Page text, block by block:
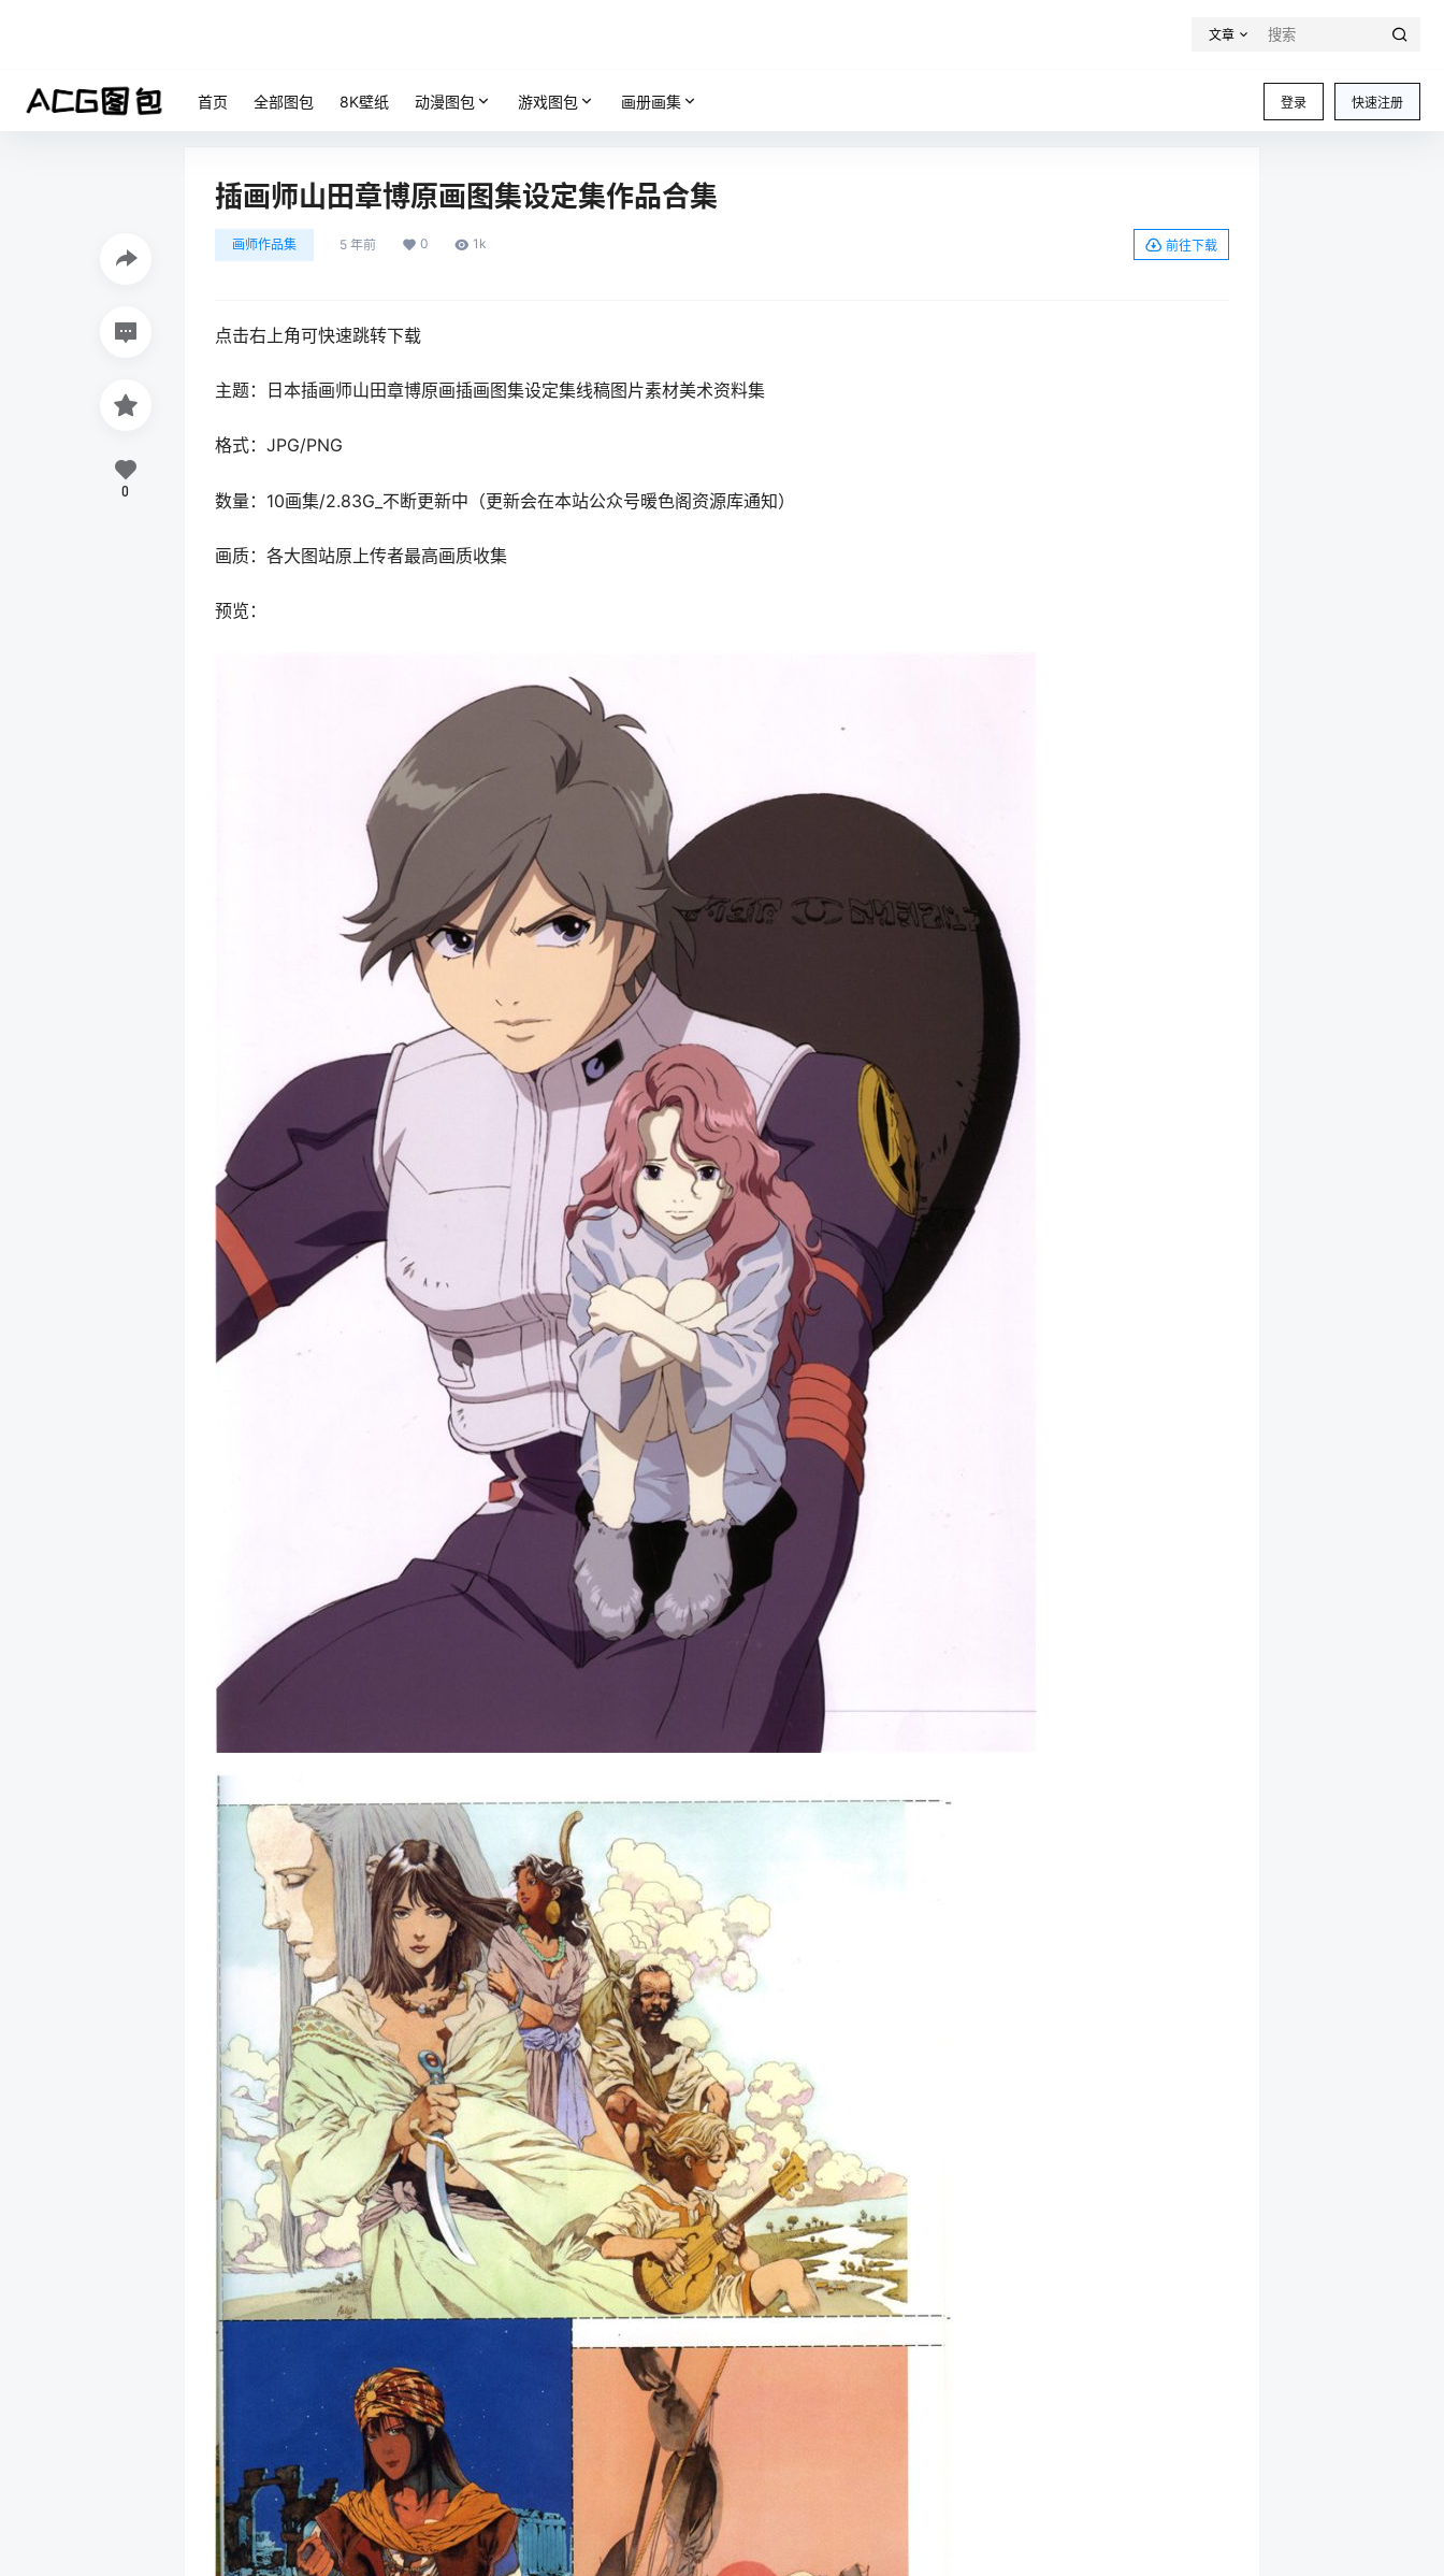
文章
登录 快速注册
首页 全部图包 8K壁纸 动漫图包 游戏图包 画册画集
插画师山田章博原画图集设定集作品合集
画师作品集 5 年前 0 1k 前往下载
点击右上角可快速跳转下载
主题：日本插画师山田章博原画插画图集设定集线稿图片素材美术资料集
格式：JPG/PNG
数量：10画集/2.83G_不断更新中（更新会在本站公众号暖色阁资源库通知）
画质：各大图站原上传者最高画质收集
预览：
0